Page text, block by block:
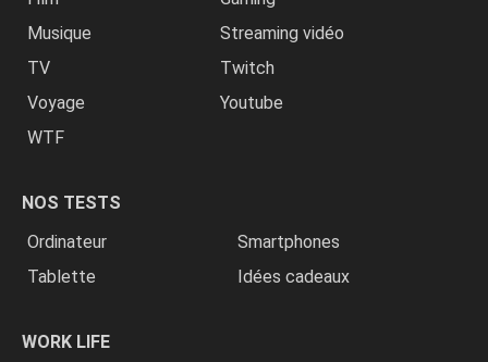
Musique
Streaming vidéo
TV
Twitch
Voyage
Youtube
WTF
NOS TESTS
Ordinateur
Smartphones
Tablette
Idées cadeaux
WORK LIFE